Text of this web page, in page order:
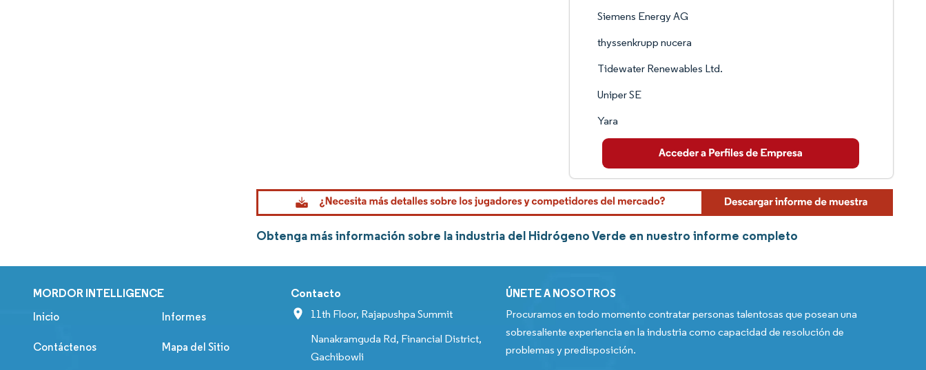
Siemens Energy AG
thyssenkrupp nucera
Tidewater Renewables Ltd.
Uniper SE
Yara
Obtenga más información sobre la industria del Hidrógeno Verde en nuestro informe completo
MORDOR INTELLIGENCE
Inicio Informes
Contáctenos Mapa del Sitio
Contacto
11th Floor, Rajapushpa Summit
Nanakramguda Rd, Financial District,
Gachibowli
ÚNETE A NOSOTROS
Procuramos en todo momento contratar personas talentosas que posean una
sobresaliente experiencia en la industria como capacidad de resolución de
problemas y predisposición.